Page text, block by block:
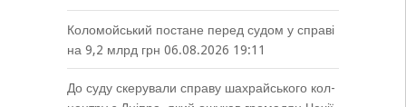
Коломойський постане перед судом у справі
на 9,2 млрд грн 06.08.2026 19:11
До суду скерували справу шахрайського кол-